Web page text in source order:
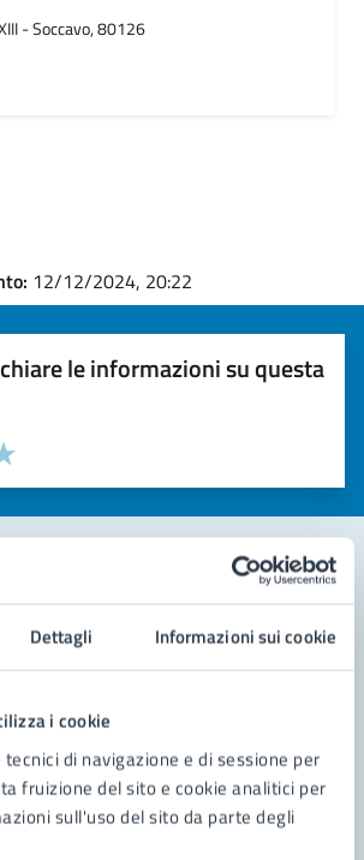
Dettagli Informazioni sui cookie
i cookie
di navigazione e di sessione per
fruizione del sito e cookie analitici per
sull'uso del sito da parte degli
- Soccavo, 80126
12/12/2024, 20:22
le informazioni su questa
informazioni (da 1 a 5 stelle)
di stelle per valutare la chiarezza delle
5 stelle su 5
4 stelle su 5
su 5
su 5
5
frequenti